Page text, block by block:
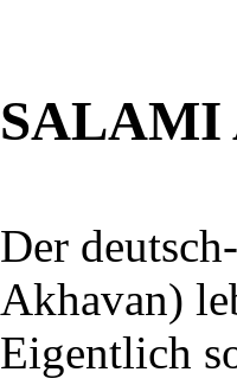
SALAMI
Der
Akhavan)
Eigentlich